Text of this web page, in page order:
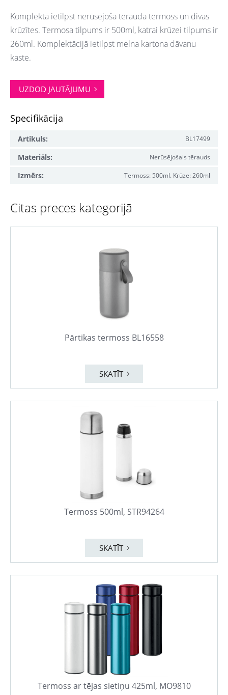
Komplektā ietilpst nerūsējošā tērauda termoss un divas
krūzītes. Termosa tilpums ir 500ml, katrai krūzei tilpums ir
260ml. Komplektācijā ietilpst melna kartona dāvanu
kaste.
UZDOD JAUTĀJUMU
Specifikācija
Artikuls: BL17499
Materiāls: Nerūsējošais tērauds
Izmērs: Termoss: 500ml. Krūze: 260ml
Citas preces kategorijā
Pārtikas termoss BL16558
SKATĪT
Termoss 500ml, STR94264
SKATĪT
Termoss ar tējas sietiņu 425ml, MO9810